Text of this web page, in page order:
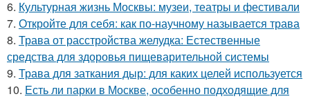
6. Культурная жизнь Москвы: музеи, театры и фестивали
7. Откройте для себя: как по-научному называется трава
8. Трава от расстройства желудка: Естественные
средства для здоровья пищеварительной системы
9. Трава для заткания дыр: для каких целей используется
10. Есть ли парки в Москве, особенно подходящие для